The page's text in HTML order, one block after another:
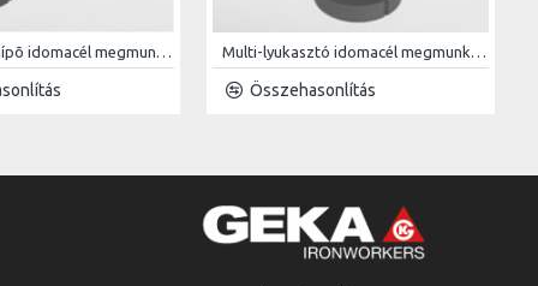
Kulcslyuk kicsípõ idomacél megmunkáló kiegészítõ Multi-lyukasztó idomacél megmunkáló kiegészítõ
Összehasonlítás